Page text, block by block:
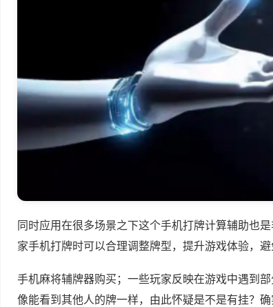
同时应用在很多场景之下这个手机打牌计算辅助也
家手机打牌时可以合理调整牌型，提升游戏体验，避
手机麻将辅牌器购买；一些玩家反映在游戏中遇到
像能看到其他人的牌一样，由此怀疑是不是有挂？